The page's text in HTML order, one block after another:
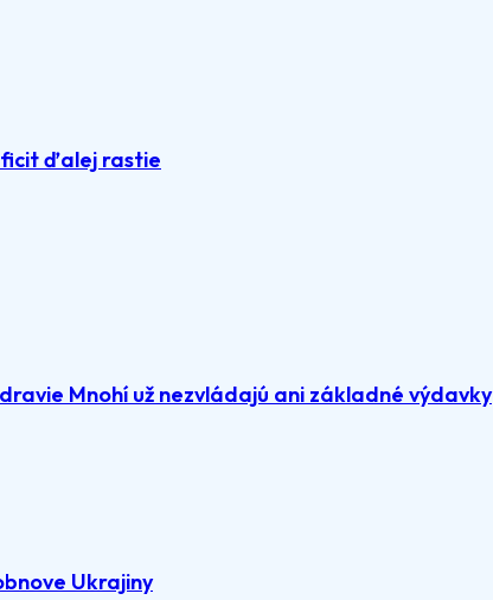
ďalej rastie
Mnohí už nezvládajú ani základné výdavky
Ukrajiny